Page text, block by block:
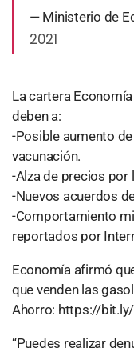
— Ministerio de
2021
La cartera
deben a:
-Posible aumento
vacunación.
-Alza de precios por
-Nuevos acuerdos
-Comportamiento
reportados por
Economía afirmó
que venden las
Ahorro: https://
“Puedes realizar